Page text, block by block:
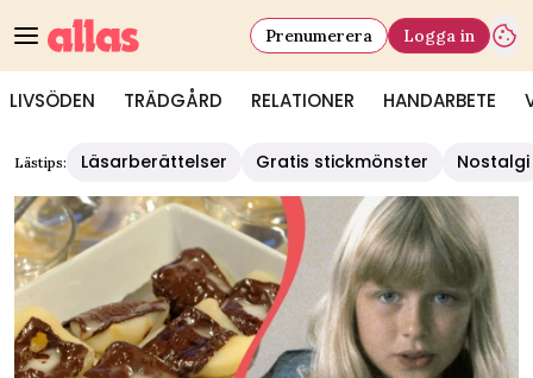
LIVSÖDEN TRÄDGÅRD RELATIONER HANDARBETE
Prenumerera Logga in
Lästips: Läsarberättelser Gratis stickmönster Nostalgi